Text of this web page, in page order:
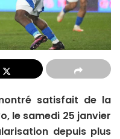
satisfait de la
le samedi 25 janvier
depuis plus